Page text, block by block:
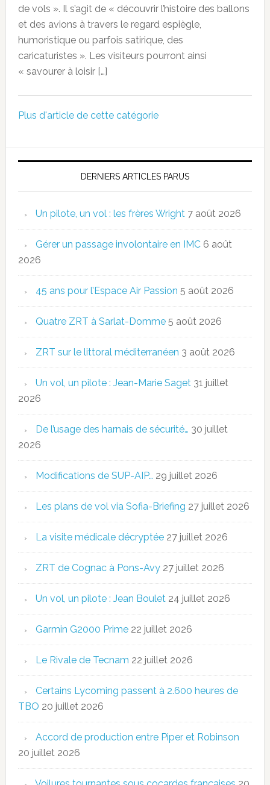
de vols ». Il s’agit de « découvrir l’histoire des ballons
et des avions à travers le regard espiègle,
humoristique ou parfois satirique, des
caricaturistes ». Les visiteurs pourront ainsi
« savourer à loisir […]
Plus d'article de cette catégorie
DERNIERS ARTICLES PARUS
Un pilote, un vol : les frères Wright 7 août 2026
Gérer un passage involontaire en IMC 6 août
2026
45 ans pour l’Espace Air Passion 5 août 2026
Quatre ZRT à Sarlat-Domme 5 août 2026
ZRT sur le littoral méditerranéen 3 août 2026
Un vol, un pilote : Jean-Marie Saget 31 juillet
2026
De l’usage des harnais de sécurité… 30 juillet
2026
Modifications de SUP-AIP… 29 juillet 2026
Les plans de vol via Sofia-Briefing 27 juillet 2026
La visite médicale décryptée 27 juillet 2026
ZRT de Cognac à Pons-Avy 27 juillet 2026
Un vol, un pilote : Jean Boulet 24 juillet 2026
Garmin G2000 Prime 22 juillet 2026
Le Rivale de Tecnam 22 juillet 2026
Certains Lycoming passent à 2.600 heures de
TBO 20 juillet 2026
Accord de production entre Piper et Robinson
20 juillet 2026